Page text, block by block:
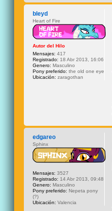
bleyd
Heart of Fire
Autor del Hilo
Mensajes: 417
Registrado: 18 Abr 2013, 16:06
Genero: Masculino
Pony preferido: the old one eye
Ubicación: zaragothan
edgareo
Sphinx
Mensajes: 3527
Registrado: 14 Abr 2013, 09:48
Genero: Masculino
Pony preferido: Nepeta pony
(?)
Ubicación: Valencia